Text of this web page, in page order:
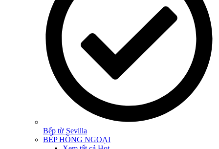
Bếp từ Sevilla
BẾP HỒNG NGOẠI